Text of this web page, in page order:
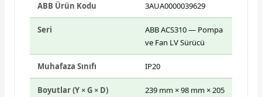
ABB Ürün Kodu 3AUA0000039629
Seri
ABB ACS310 — Pompa
ve Fan LV Sürücü
Muhafaza Sınıfı IP20
Boyutlar (Y × G × D)
239 mm × 98 mm × 205